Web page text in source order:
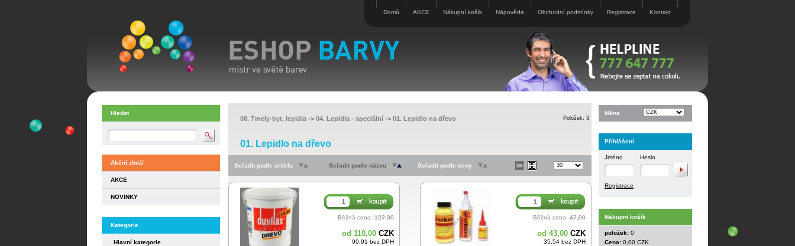
Domů AKCE Nákupní košík Nápověda Obchodní podmínky Registrace Kontakt
Hledat
Akční zboží
AKCE
NOVINKY
Kategorie
Hlavní kategorie
08. Tmely-byt, lepidla -> 04. Lepidla - speciální -> 01. Lepidlo na dřevo
01. Lepidlo na dřevo
Položek: 3
Seřadit podle artiklu Seřadit podle názvu Seřadit podle ceny
Běžná cena: 122,00
od 110,00 CZK
90,91 bez DPH
Běžná cena: 47,00
od 43,00 CZK
35,54 bez DPH
Měna
Přihlášení
Jméno Heslo
Registrace
Nákupní košík
položek: 0
Cena: 0,00 CZK